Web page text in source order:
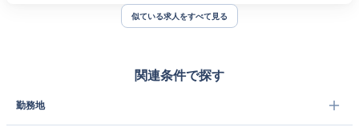
似ている求人をすべて見る
関連条件で探す
勤務地